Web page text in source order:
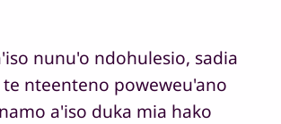
nunu'o ndohulesio, sadia
te nteenteno poweweu'ano
a'iso duka mia hako